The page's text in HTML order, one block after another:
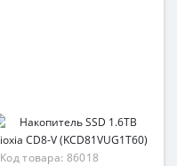
Код товара: 86018